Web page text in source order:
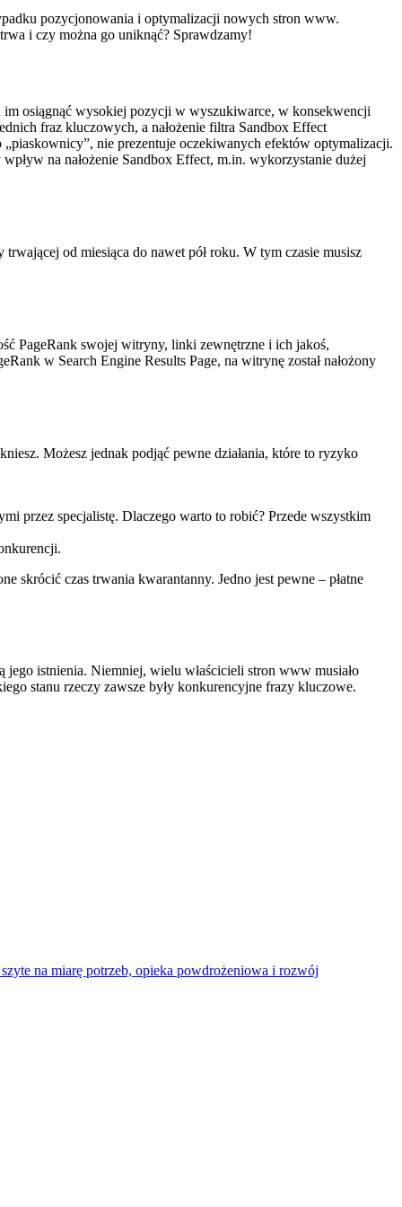
pozycjonowania i optymalizacji nowych stron www.
i czy można go uniknąć? Sprawdzamy!
osiągnąć wysokiej pozycji w wyszukiwarce, w konsekwencji
fraz kluczowych, a nałożenie filtra Sandbox Effect
nie prezentuje oczekiwanych efektów optymalizacji.
na nałożenie Sandbox Effect, m.in. wykorzystanie dużej
od miesiąca do nawet pół roku. W tym czasie musisz
PageRank swojej witryny, linki zewnętrzne i ich jakoś,
w Search Engine Results Page, na witrynę został nałożony
Możesz jednak podjąć pewne działania, które to ryzyko
przez specjalistę. Dlaczego warto to robić? Przede wszystkim
skrócić czas trwania kwarantanny. Jedno jest pewne – płatne
istnienia. Niemniej, wielu właścicieli stron www musiało
stanu rzeczy zawsze były konkurencyjne frazy kluczowe.
na miarę potrzeb, opieka powdrożeniowa i rozwój